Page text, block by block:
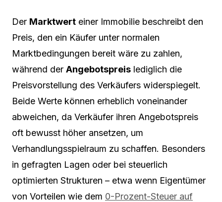
Der Marktwert einer Immobilie beschreibt den
Preis, den ein Käufer unter normalen
Marktbedingungen bereit wäre zu zahlen,
während der Angebotspreis lediglich die
Preisvorstellung des Verkäufers widerspiegelt.
Beide Werte können erheblich voneinander
abweichen, da Verkäufer ihren Angebotspreis
oft bewusst höher ansetzen, um
Verhandlungsspielraum zu schaffen. Besonders
in gefragten Lagen oder bei steuerlich
optimierten Strukturen – etwa wenn Eigentümer
von Vorteilen wie dem 0-Prozent-Steuer auf